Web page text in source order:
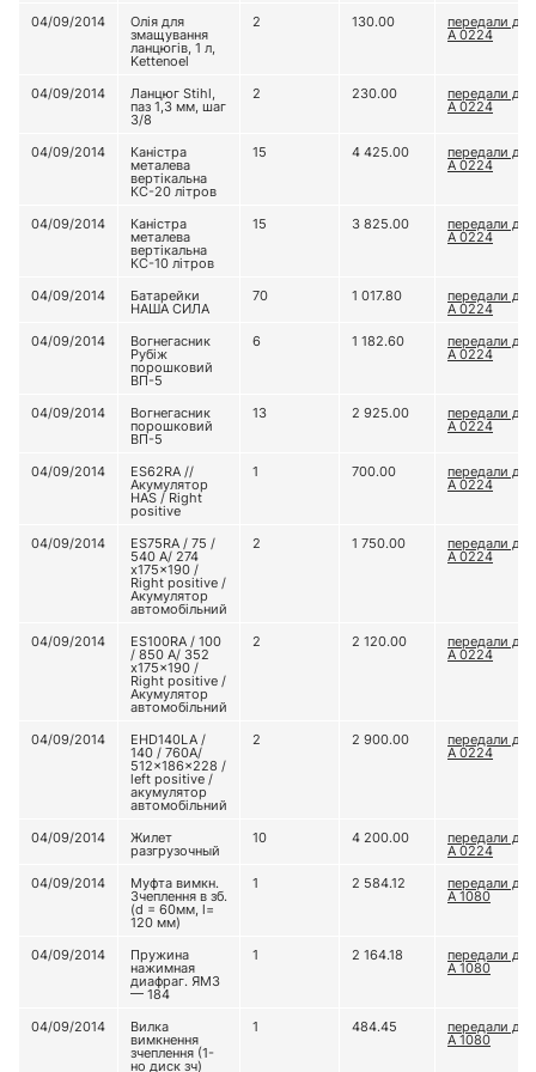
04/09/2014 Олія для
змащування
ланцюгів, 1 л,
Kettenoel
2 130.00 передали до
А 0224
04/09/2014 Ланцюг Stihl,
паз 1,3 мм, шаг
3/8
2 230.00 передали до
А 0224
04/09/2014 Каністра
металева
вертікальна
КС-20 літров
15 4 425.00 передали до
А 0224
04/09/2014 Каністра
металева
вертікальна
КС-10 літров
15 3 825.00 передали до
А 0224
04/09/2014 Батарейки
НАША СИЛА
70 1 017.80 передали до
А 0224
04/09/2014
Вогнегасник
Рубіж
порошковий
ВП-5
6 1 182.60 передали до
А 0224
04/09/2014 Вогнегасник
порошковий
ВП-5
13 2 925.00 передали до
А 0224
04/09/2014 ES62RA //
Акумулятор
HAS / Right
positive
1 700.00 передали до
А 0224
04/09/2014 ES75RA / 75 /
540 A/ 274
x175x190 /
Right positive /
Акумулятор
автомобільний
2 1 750.00 передали до
А 0224
04/09/2014 ES100RA / 100
/ 850 A/ 352
x175x190 /
Right positive /
Акумулятор
автомобільний
2 2 120.00 передали до
А 0224
04/09/2014 EHD140LA /
140 / 760A/
512x186x228 /
left positive /
акумулятор
автомобільний
2 2 900.00 передали до
А 0224
04/09/2014 Жилет
разгрузочный
10 4 200.00 передали до
А 0224
04/09/2014
Муфта вимкн.
Зчеплення в зб.
(d = 60мм, l=
120 мм)
1 2 584.12 передали до
А 1080
04/09/2014 Пружина
нажимная
диафраг. ЯМЗ
— 184
1 2 164.18 передали до
А 1080
04/09/2014 Вилка
вимкнення
зчеплення (1-
но диск зч)
1 484.45 передали до
А 1080